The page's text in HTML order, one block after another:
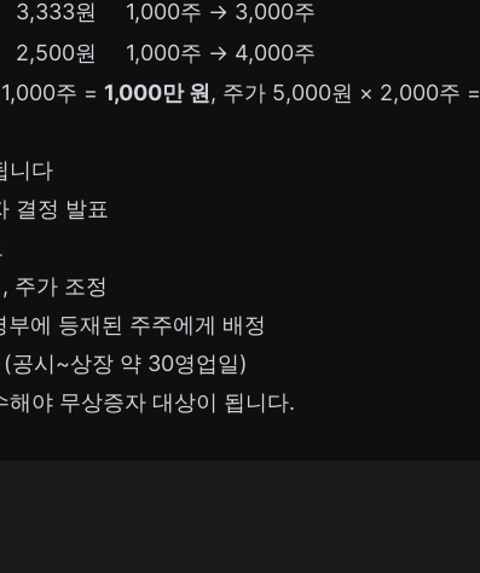
3,333원
1,000주 → 3,000주
2,500원
1,000주 → 4,000주
주 = 1,000만 원 , 주가 5,000원 × 2,000주 =
니다
결정 발표
주가 조정
에 등재된 주주에게 배정
공시~상장 약 30영업일)
해야 무상증자 대상이 됩니다.